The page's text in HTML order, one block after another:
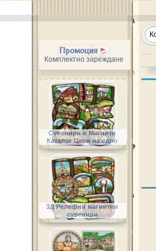
Промоция
Комплектно зареждане
Сувенири и Магнити
Каталог Цени на едро
3Д Релефни магнитни
сувенири